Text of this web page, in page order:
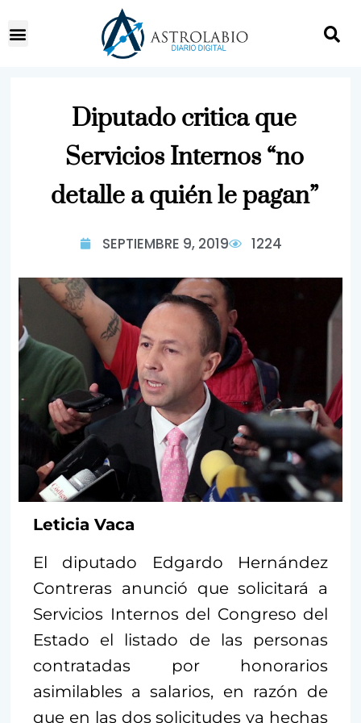
Diputado critica que
Servicios Internos “no
detalle a quién le pagan”
SEPTIEMBRE 9, 2019 1224
Leticia Vaca
El diputado Edgardo Hernández
Contreras anunció que solicitará a
Servicios Internos del Congreso del
Estado el listado de las personas
contratadas por honorarios
asimilables a salarios, en razón de
que en las dos solicitudes ya hechas